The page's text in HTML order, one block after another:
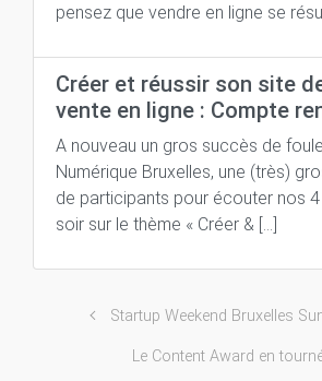
pensez que vendre en ligne se
Créer et réussir son site
vente en ligne : Compte
A nouveau un gros succès de
Numérique Bruxelles, une (très)
de participants pour écouter nos
soir sur le thème « Créer & […]
Startup Weekend Bruxelles
Le Content Award en